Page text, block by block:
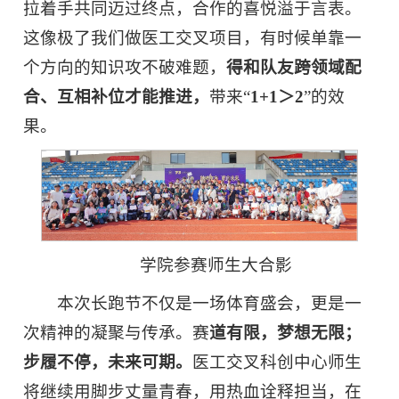
拉着手共同迈过终点，合作的喜悦溢于言表。
这像极了我们做医工交叉项目，有时候单靠一
个方向的知识攻不破难题，得和队友跨领域配
合、互相补位才能推进， 带来“1+1 ＞2”的效
果。
学院参赛师生大合影
本次长跑节不仅是一场体育盛会，更是一
次精神的凝聚与传承。赛道有限，梦想无限；
步履不停，未来可期。
医工交叉科创中心师生
将继续用脚步丈量青春，用热血诠释担当，在